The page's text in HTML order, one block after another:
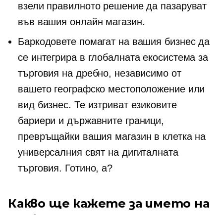
взели правилното решение да пазаруват
във вашия онлайн магазин.
Баркодовете помагат на вашия бизнес да
се интегрира в глобалната екосистема за
търговия на дребно, независимо от
вашето географско местоположение или
вид бизнес. Те изтриват езиковите
бариери и държавните граници,
превръщайки вашия магазин в клетка на
универсалния свят на дигиталната
търговия. Готино, а?
Какво ще кажете за името на